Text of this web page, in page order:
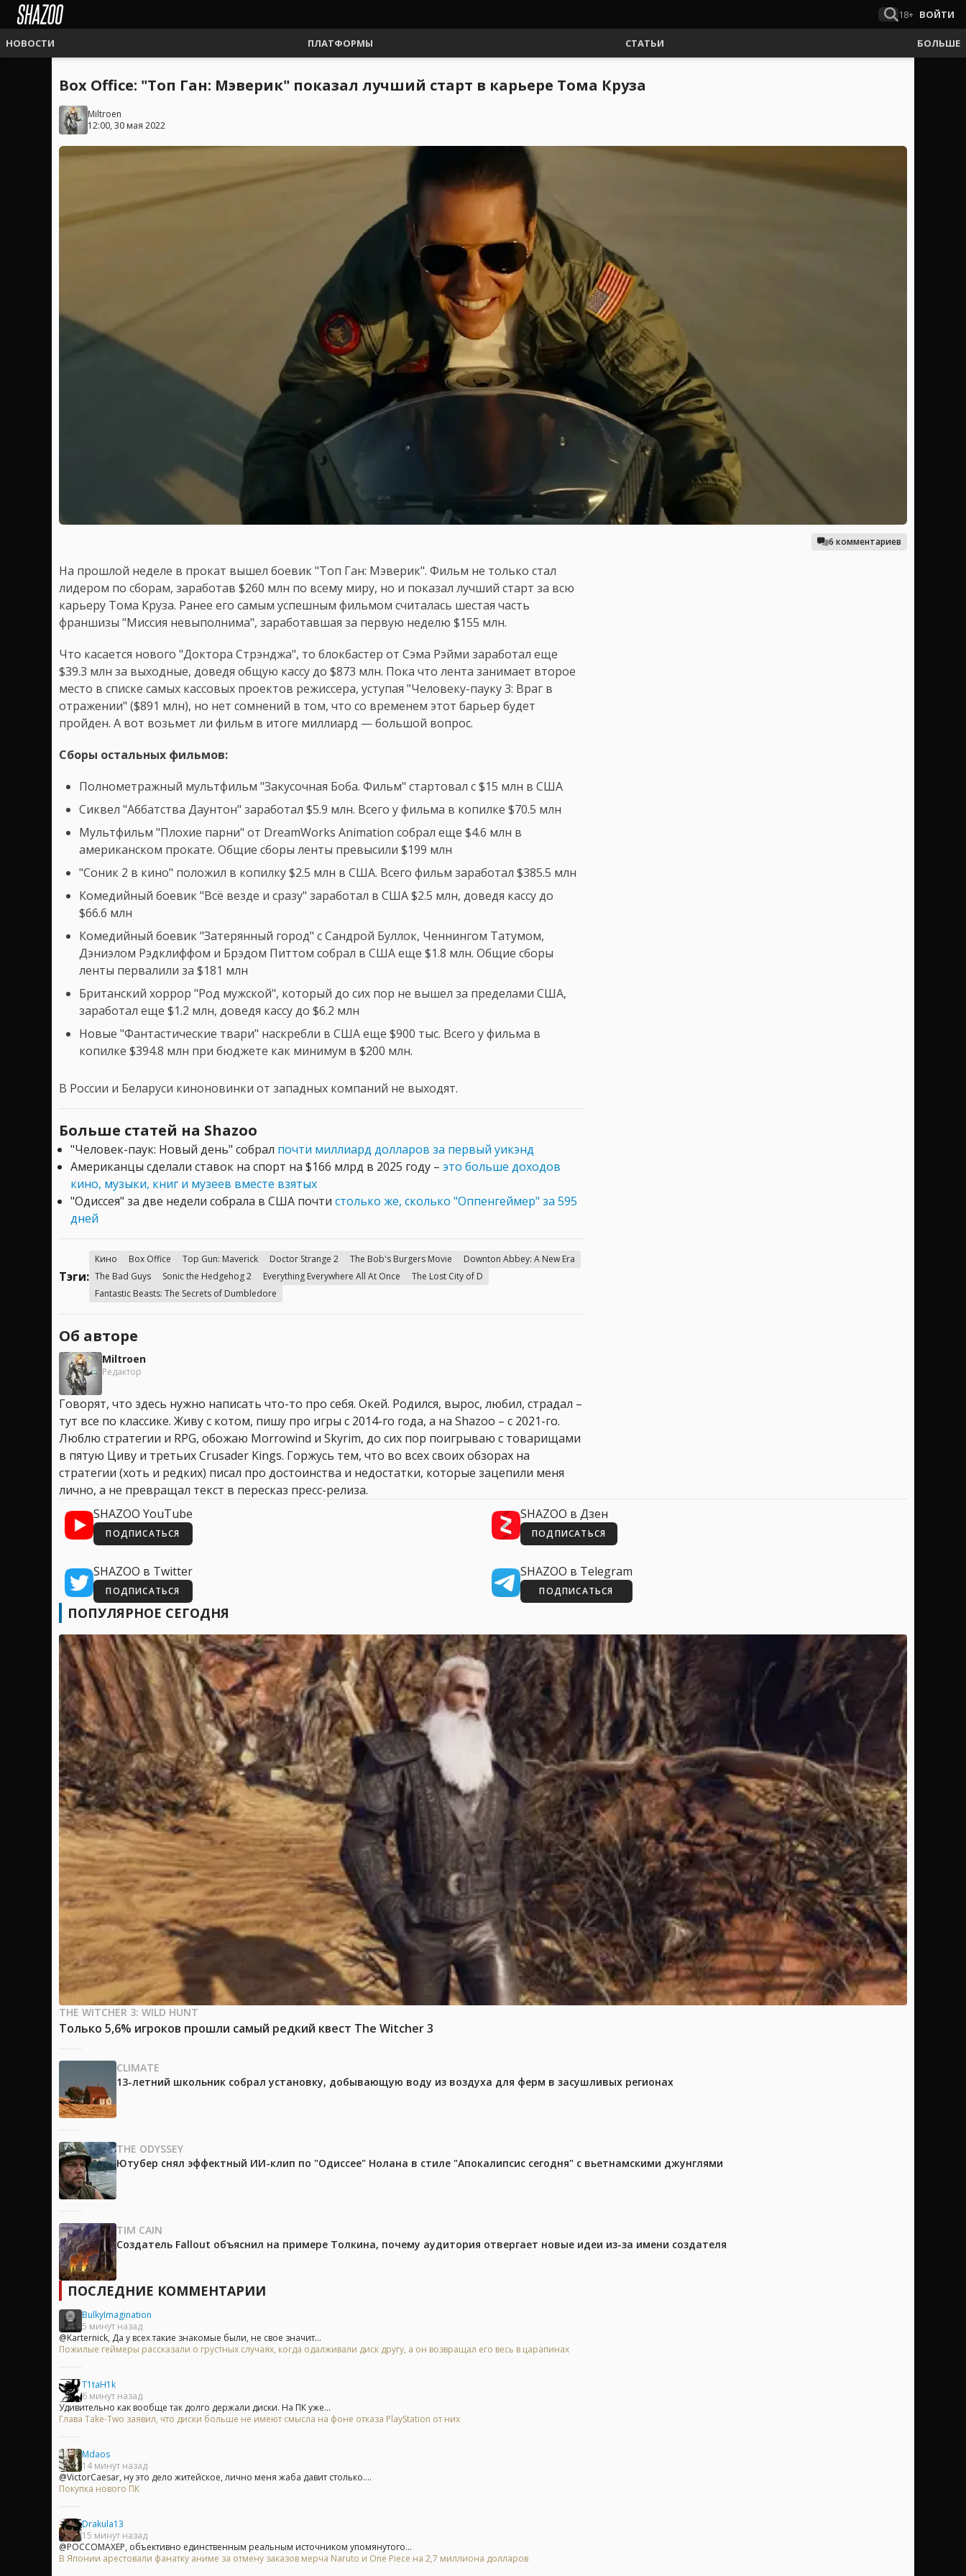
18+ ВОЙТИ
НОВОСТИ ПЛАТФОРМЫ СТАТЬИ БОЛЬШЕ
Box Office: "Топ Ган: Мэверик" показал лучший старт в карьере Тома Круза
Miltroen
12:00, 30 мая 2022
6 комментариев
На прошлой неделе в прокат вышел боевик "Топ Ган: Мэверик". Фильм не только стал
лидером по сборам, заработав $260 млн по всему миру, но и показал лучший старт за всю
карьеру Тома Круза. Ранее его самым успешным фильмом считалась шестая часть
франшизы "Миссия невыполнима", заработавшая за первую неделю $155 млн.
Что касается нового "Доктора Стрэнджа", то блокбастер от Сэма Рэйми заработал еще
$39.3 млн за выходные, доведя общую кассу до $873 млн. Пока что лента занимает второе
место в списке самых кассовых проектов режиссера, уступая "Человеку-пауку 3: Враг в
отражении" ($891 млн), но нет сомнений в том, что со временем этот барьер будет
пройден. А вот возьмет ли фильм в итоге миллиард — большой вопрос.
Сборы остальных фильмов:
Полнометражный мультфильм "Закусочная Боба. Фильм" стартовал с $15 млн в США
Сиквел "Аббатства Даунтон" заработал $5.9 млн. Всего у фильма в копилке $70.5 млн
Мультфильм "Плохие парни" от DreamWorks Animation собрал еще $4.6 млн в
американском прокате. Общие сборы ленты превысили $199 млн
"Соник 2 в кино" положил в копилку $2.5 млн в США. Всего фильм заработал $385.5 млн
Комедийный боевик "Всё везде и сразу" заработал в США $2.5 млн, доведя кассу до
$66.6 млн
Комедийный боевик "Затерянный город" с Сандрой Буллок, Ченнингом Татумом,
Дэниэлом Рэдклиффом и Брэдом Питтом собрал в США еще $1.8 млн. Общие сборы
ленты первалили за $181 млн
Британский хоррор "Род мужской", который до сих пор не вышел за пределами США,
заработал еще $1.2 млн, доведя кассу до $6.2 млн
Новые "Фантастические твари" наскребли в США еще $900 тыс. Всего у фильма в
копилке $394.8 млн при бюджете как минимум в $200 млн.
В России и Беларуси киноновинки от западных компаний не выходят.
Больше статей на Shazoo
"Человек-паук: Новый день" собрал почти миллиард долларов за первый уикэнд
Американцы сделали ставок на спорт на $166 млрд в 2025 году – это больше доходов
кино, музыки, книг и музеев вместе взятых
"Одиссея" за две недели собрала в США почти столько же, сколько "Оппенгеймер" за 595
дней
Тэги:
Кино Box Office Top Gun: Maverick Doctor Strange 2 The Bob's Burgers Movie
Downton Abbey: A New Era
The Bad Guys
Sonic the Hedgehog 2 Everything Everywhere All At Once
The Lost City of D
Fantastic Beasts: The Secrets of Dumbledore
Об авторе
Miltroen
Редактор
Говорят, что здесь нужно написать что-то про себя. Окей. Родился, вырос, любил, страдал –
тут все по классике. Живу с котом, пишу про игры с 2014-го года, а на Shazoo – с 2021-го.
Люблю стратегии и RPG, обожаю Morrowind и Skyrim, до сих пор поигрываю с товарищами
в пятую Циву и третьих Crusader Kings. Горжусь тем, что во всех своих обзорах на
стратегии (хоть и редких) писал про достоинства и недостатки, которые зацепили меня
лично, а не превращал текст в пересказ пресс-релиза.
SHAZOO YouTube
ПОДПИСАТЬСЯ
SHAZOO в Дзен
ПОДПИСАТЬСЯ
SHAZOO в Twitter
ПОДПИСАТЬСЯ
SHAZOO в Telegram
ПОДПИСАТЬСЯ
ПОПУЛЯРНОЕ СЕГОДНЯ
THE WITCHER 3: WILD HUNT
Только 5,6% игроков прошли самый редкий квест The Witcher 3
CLIMATE
13-летний школьник собрал установку, добывающую воду из воздуха для ферм в засушливых регионах
THE ODYSSEY
Ютубер снял эффектный ИИ-клип по "Одиссее" Нолана в стиле "Апокалипсис сегодня" с вьетнамскими джунглями
TIM CAIN
Создатель Fallout объяснил на примере Толкина, почему аудитория отвергает новые идеи из-за имени создателя
ПОСЛЕДНИЕ КОММЕНТАРИИ
BulkyImagination
5 минут назад
@Karternick, Да у всех такие знакомые были, не свое значит...
Пожилые геймеры рассказали о грустных случаях, когда одалживали диск другу, а он возвращал его весь в царапинах
T1taH1k
6 минут назад
Удивительно как вообще так долго держали диски. На ПК уже...
Глава Take-Two заявил, что диски больше не имеют смысла на фоне отказа PlayStation от них
Mdaos
14 минут назад
@VictorCaesar, ну это дело житейское, лично меня жаба давит столько....
Покупка нового ПК
Drakula13
15 минут назад
@POCCOMAXEP, объективно единственным реальным источником упомянутого...
В Японии арестовали фанатку аниме за отмену заказов мерча Naruto и One Piece на 2,7 миллиона долларов